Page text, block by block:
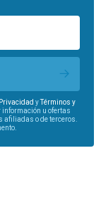
yTérminos y
información u ofertas
afiliadas o de terceros.